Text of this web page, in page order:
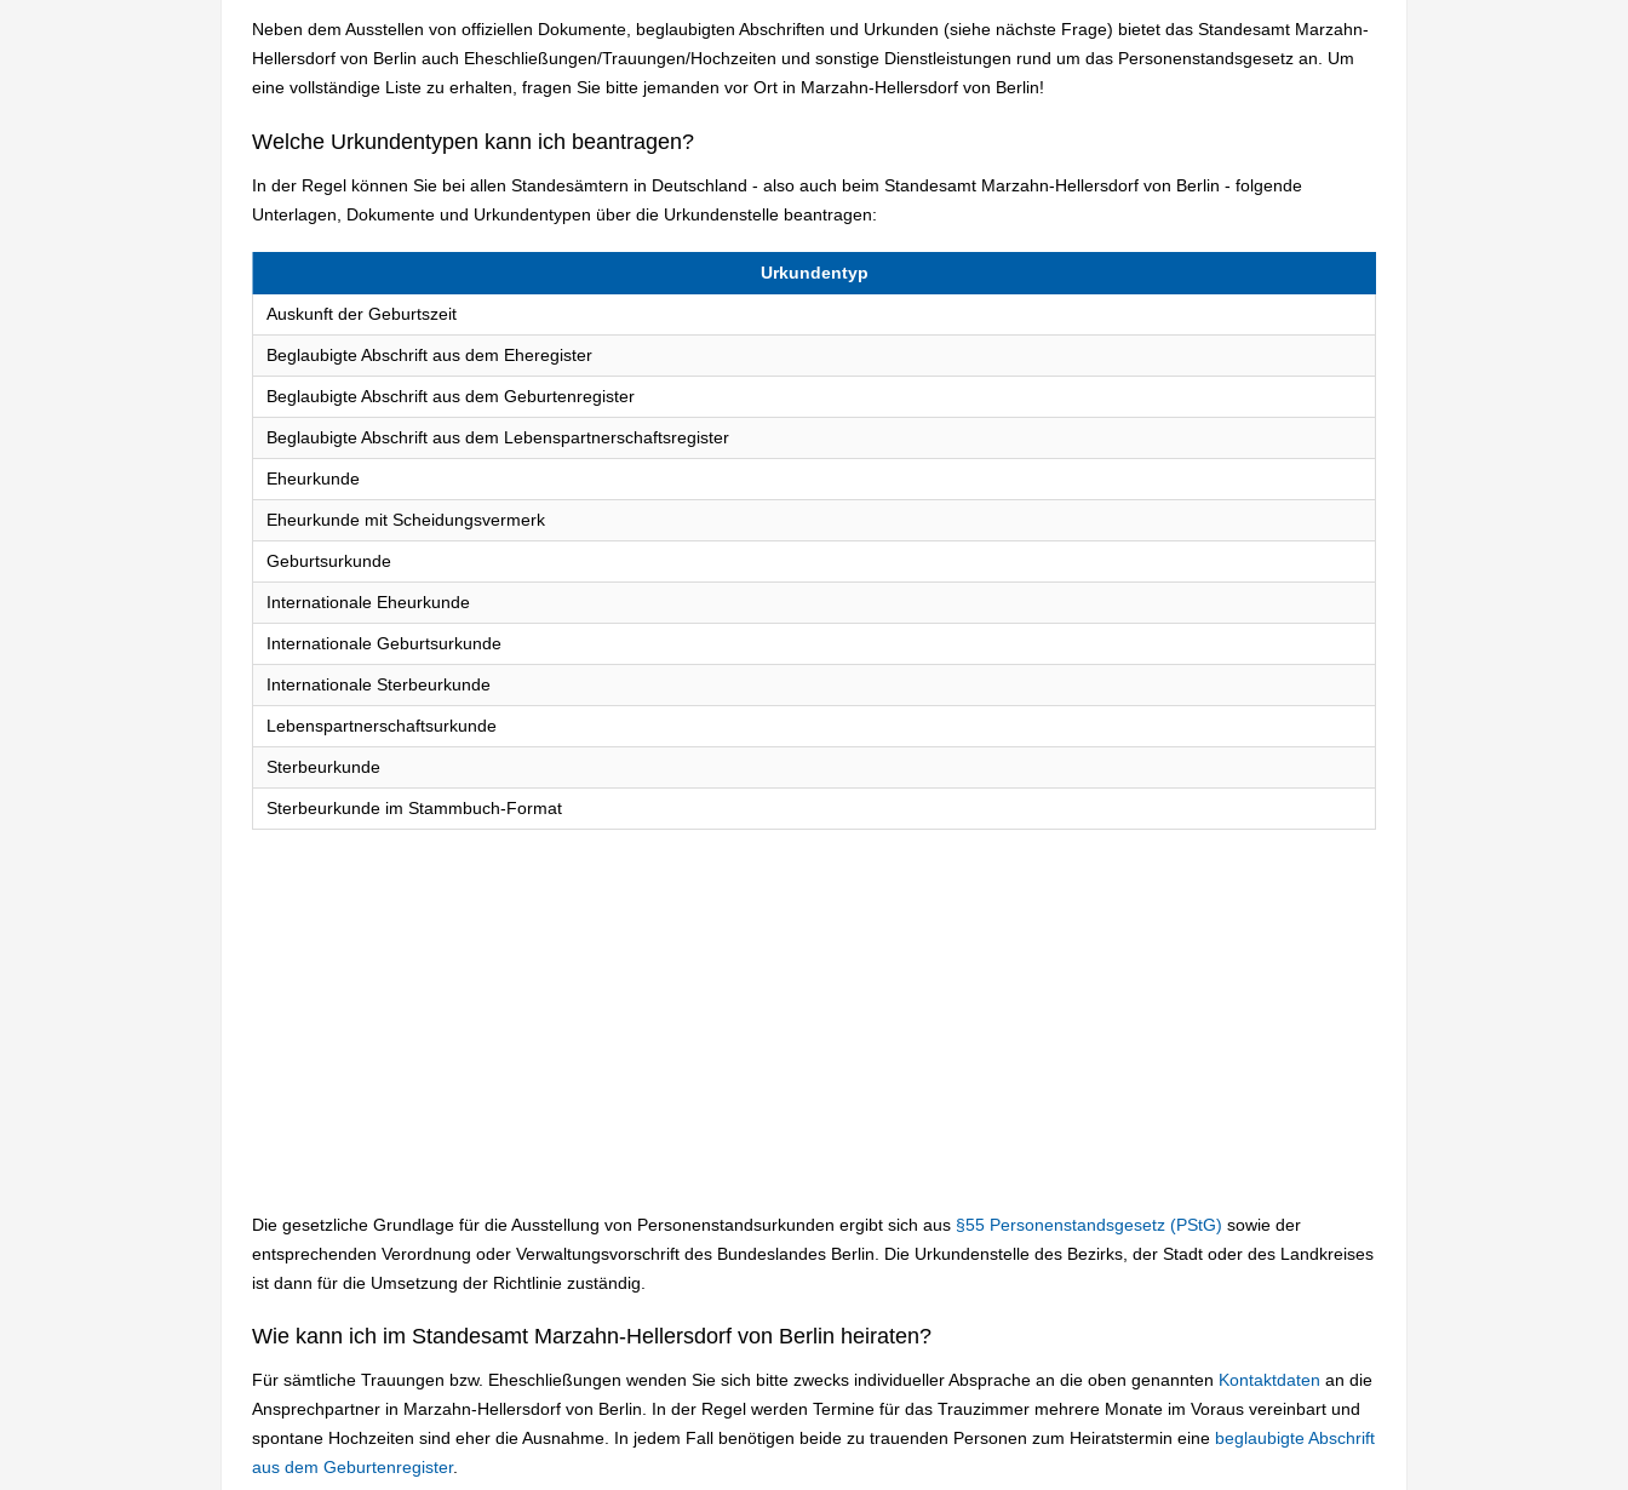
Neben dem Ausstellen von offiziellen Dokumente, beglaubigten Abschriften und Urkunden (siehe nächste Frage) bietet das Standesamt Marzahn-
Hellersdorf von Berlin auch Eheschließungen/Trauungen/Hochzeiten und sonstige Dienstleistungen rund um das Personenstandsgesetz an. Um
eine vollständige Liste zu erhalten, fragen Sie bitte jemanden vor Ort in Marzahn-Hellersdorf von Berlin!
Welche Urkundentypen kann ich beantragen?
In der Regel können Sie bei allen Standesämtern in Deutschland - also auch beim Standesamt Marzahn-Hellersdorf von Berlin - folgende
Unterlagen, Dokumente und Urkundentypen über die Urkundenstelle beantragen:
Urkundentyp
Auskunft der Geburtszeit
Beglaubigte Abschrift aus dem Eheregister
Beglaubigte Abschrift aus dem Geburtenregister
Beglaubigte Abschrift aus dem Lebenspartnerschaftsregister
Eheurkunde
Eheurkunde mit Scheidungsvermerk
Geburtsurkunde
Internationale Eheurkunde
Internationale Geburtsurkunde
Internationale Sterbeurkunde
Lebenspartnerschaftsurkunde
Sterbeurkunde
Sterbeurkunde im Stammbuch-Format
Die gesetzliche Grundlage für die Ausstellung von Personenstandsurkunden ergibt sich aus §55 Personenstandsgesetz (PStG) sowie der
entsprechenden Verordnung oder Verwaltungsvorschrift des Bundeslandes Berlin. Die Urkundenstelle des Bezirks, der Stadt oder des Landkreises
ist dann für die Umsetzung der Richtlinie zuständig.
Wie kann ich im Standesamt Marzahn-Hellersdorf von Berlin heiraten?
Für sämtliche Trauungen bzw. Eheschließungen wenden Sie sich bitte zwecks individueller Absprache an die oben genannten Kontaktdaten an die
Ansprechpartner in Marzahn-Hellersdorf von Berlin. In der Regel werden Termine für das Trauzimmer mehrere Monate im Voraus vereinbart und
spontane Hochzeiten sind eher die Ausnahme. In jedem Fall benötigen beide zu trauenden Personen zum Heiratstermin eine beglaubigte Abschrift
aus dem Geburtenregister.